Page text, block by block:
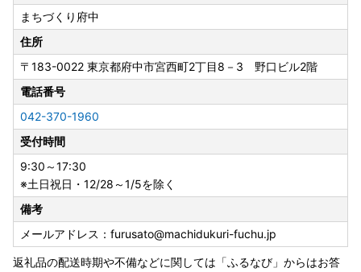
まちづくり府中
住所
〒183-0022 東京都府中市宮西町2丁目8－3 野口ビル2階
電話番号
042-370-1960
受付時間
9:30～17:30
※土日祝日・12/28～1/5を除く
備考
メールアドレス：furusato@machidukuri-fuchu.jp
返礼品の配送時期や不備などに関しては「ふるなび」からはお答